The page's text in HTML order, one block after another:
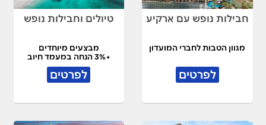
חבילות נופש עם ארקיע
מגוון הטבות לחברי המועדון
לפרטים
טיולים וחבילות נופש
מבצעים מיוחדים
+3% הנחה במעמד חיוב
לפרטים